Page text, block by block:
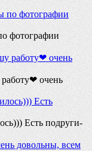
фотографии
очень
Есть подруги-